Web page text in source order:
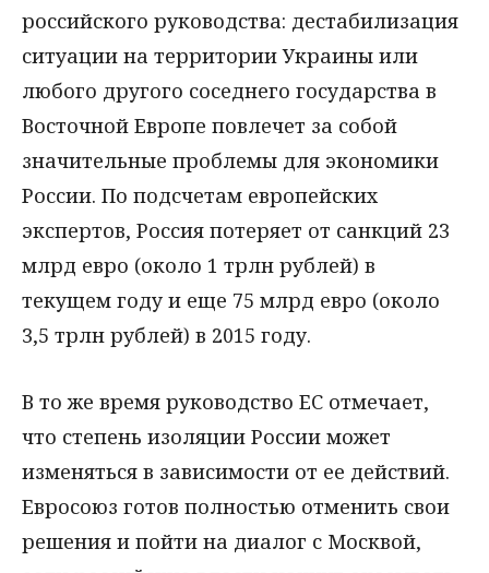
российского руководства: дестабилизация
ситуации на территории Украины или
любого другого соседнего государства в
Восточной Европе повлечет за собой
значительные проблемы для экономики
России. По подсчетам европейских
экспертов, Россия потеряет от санкций 23
млрд евро (около 1 трлн рублей) в
текущем году и еще 75 млрд евро (около
3,5 трлн рублей) в 2015 году.
В то же время руководство ЕС отмечает,
что степень изоляции России может
изменяться в зависимости от ее действий.
Евросоюз готов полностью отменить свои
решения и пойти на диалог с Москвой,